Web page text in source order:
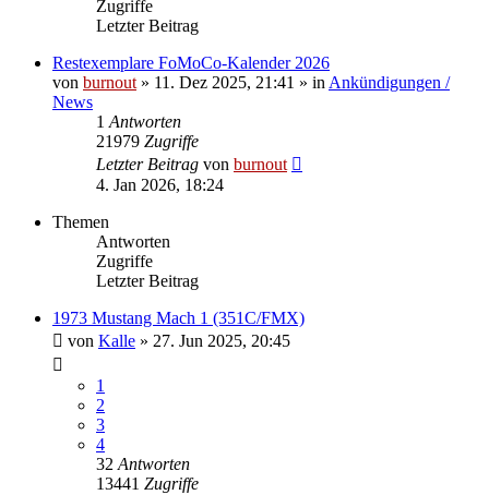
Zugriffe
Letzter Beitrag
Restexemplare FoMoCo-Kalender 2026
von burnout » 11. Dez 2025, 21:41 » in Ankündigungen /
News
1 Antworten
21979 Zugriffe
Letzter Beitrag von burnout
4. Jan 2026, 18:24
Themen
Antworten
Zugriffe
Letzter Beitrag
1973 Mustang Mach 1 (351C/FMX)
von Kalle » 27. Jun 2025, 20:45
1
2
3
4
32 Antworten
13441 Zugriffe